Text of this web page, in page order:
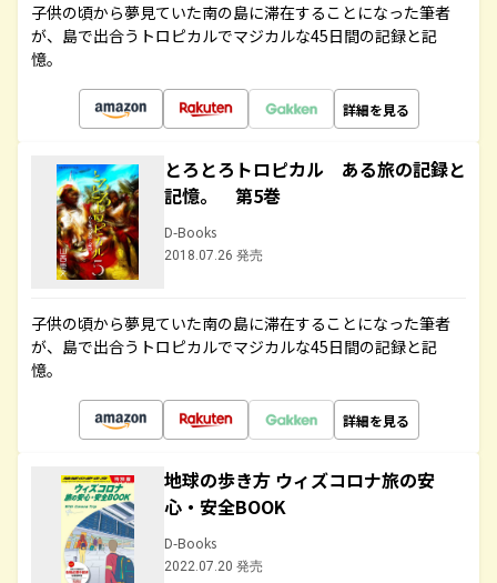
子供の頃から夢見ていた南の島に滞在することになった筆者
が、島で出合うトロピカルでマジカルな45日間の記録と記
憶。
詳細を見る
とろとろトロピカル ある旅の記録と
記憶。 第5巻
D-Books
2018.07.26 発売
子供の頃から夢見ていた南の島に滞在することになった筆者
が、島で出合うトロピカルでマジカルな45日間の記録と記
憶。
詳細を見る
地球の歩き方 ウィズコロナ旅の安
心・安全BOOK
D-Books
2022.07.20 発売